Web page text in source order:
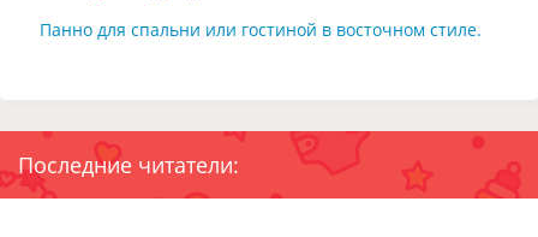
Панно для спальни или гостиной в восточном стиле.
Последние читатели: